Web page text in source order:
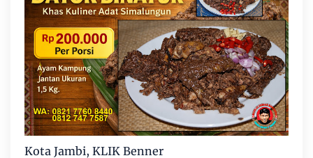
Kota Jambi, KLIK Benner